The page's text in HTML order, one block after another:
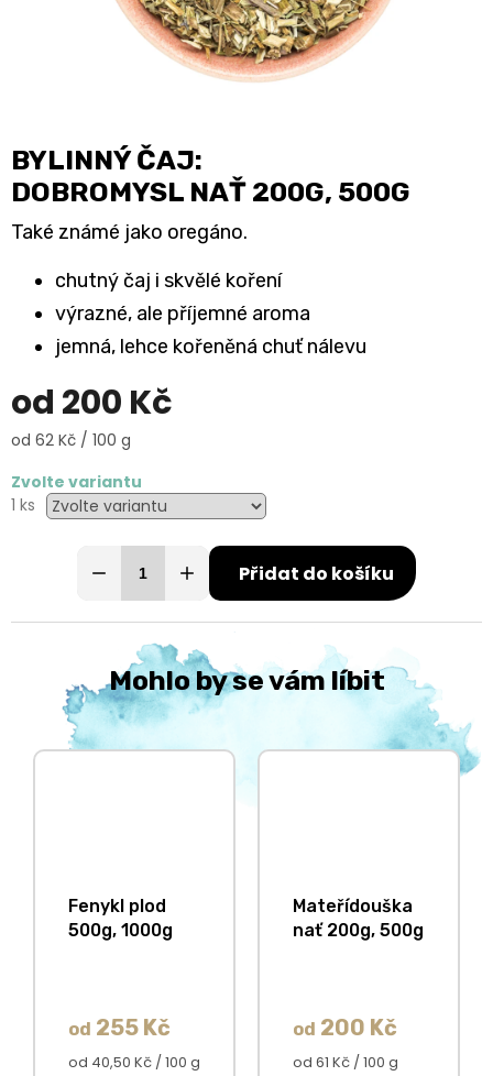
BYLINNÝ ČAJ:
DOBROMYSL NAŤ 200G, 500G
Také známé jako oregáno.
chutný čaj i skvělé koření
výrazné, ale příjemné aroma
jemná, lehce kořeněná chuť nálevu
od 200 Kč
Měrná
od 62 Kč / 100 g
Zvolte variantu
1 ks
Přidat do košíku
Mohlo by se vám líbit
Fenykl plod
500g, 1000g
od 255 Kč
Měrná
od 40,50 Kč / 100 g
Mateřídouška
nať 200g, 500g
od 200 Kč
Měrná
od 61 Kč / 100 g